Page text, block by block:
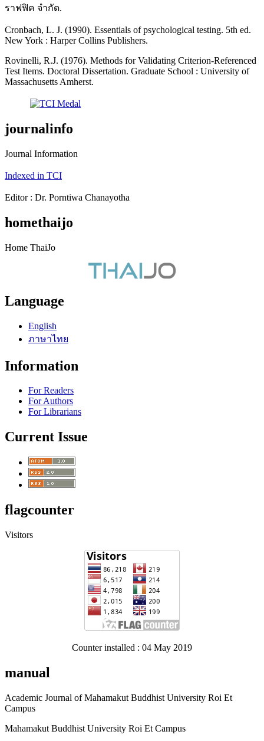
ราฟฟิค จำกัด.
Cronbach, L. J. (1990). Essentials of psychological testing. 5th ed.
New York : Harper Collins Publishers.
Rovinelli, R.J. (1976). Methods for Validating Criterion-Referenced
Test Items. Doctoral Dissertation. Graduate School : University of
Massachusetts Amherst.
journalinfo
Journal Information
Indexed in TCI
Editor : Dr. Porntiwa Chanayotha
homethaijo
Home ThaiJo
Language
English
ภาษาไทย
Information
For Readers
For Authors
For Librarians
Current Issue
flagcounter
Visitors
Counter installed : 04 May 2019
manual
Academic Journal of Mahamakut Buddhist University Roi Et
Campus
Mahamakut Buddhist University Roi Et Campus